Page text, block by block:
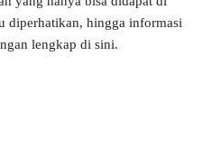
diperhatikan, hingga informasi
lengkap di sini.